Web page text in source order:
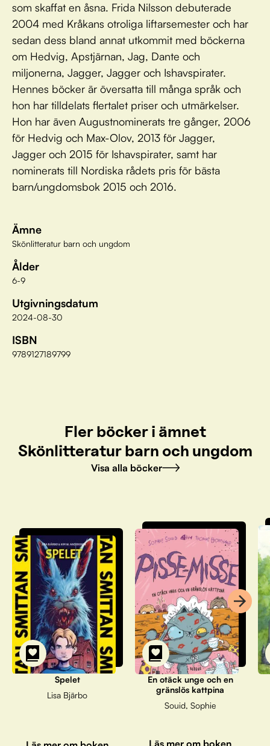
som skaffat en åsna. Frida Nilsson debuterade
2004 med Kråkans otroliga liftarsemester och har
sedan dess bland annat utkommit med böckerna
om Hedvig, Apstjärnan, Jag, Dante och
miljonerna, Jagger, Jagger och Ishavspirater.
Hennes böcker är översatta till många språk och
hon har tilldelats flertalet priser och utmärkelser.
Hon har även Augustnominerats tre gånger, 2006
för Hedvig och Max-Olov, 2013 för Jagger,
Jagger och 2015 för Ishavspirater, samt har
nominerats till Nordiska rådets pris för bästa
barn/ungdomsbok 2015 och 2016.
Ämne
Skönlitteratur barn och ungdom
Ålder
6-9
Utgivningsdatum
2024-08-30
ISBN
9789127189799
Fler böcker i ämnet
Skönlitteratur barn och ungdom
Visa alla böcker
Spelet
Lisa Bjärbo
En otäck unge och en
gränslös kattpina
Souid, Sophie